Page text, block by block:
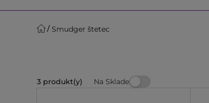
Smudger štetec
3 produkt(y) Na Sklade